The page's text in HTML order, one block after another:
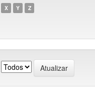
X Y Z